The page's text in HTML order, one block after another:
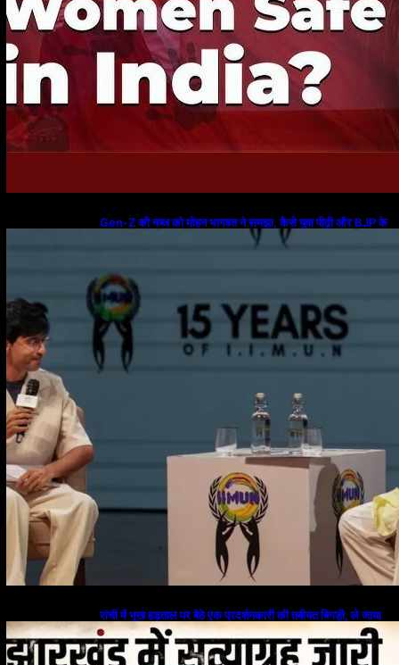
Gen-Z की नब्ज को मोहन भागवत ने समझा, कैसे युवा पीढ़ी और BJP के
रांची में भूख हड़ताल पर बैठे एक प्रदर्शनकारी की तबीयत बिगड़ी, ले जाया
गया अस्पताल